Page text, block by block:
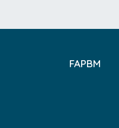
FAPBM